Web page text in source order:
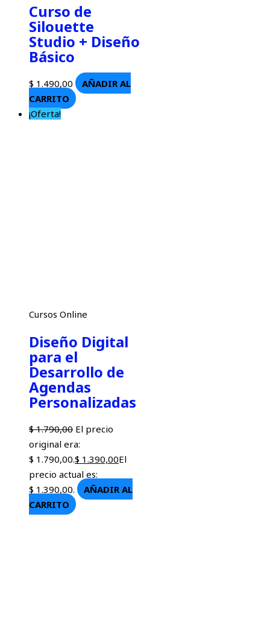
Curso de
Silouette
Studio + Diseño
Básico
$ 1.490,00
AÑADIR AL
CARRITO
¡Oferta!
Cursos Online
Diseño Digital
para el
Desarrollo de
Agendas
Personalizadas
$1.790,00 El precio
original era:
$ 1.790,00.$ 1.390,00El
precio actual es:
$ 1.390,00.
AÑADIR AL
CARRITO